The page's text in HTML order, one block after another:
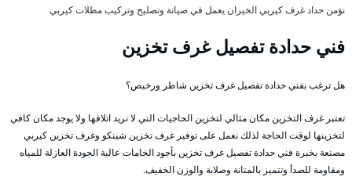
نؤمن حداد غرف كيربي الخيران يعمل في صيانة وتصليح وتركيب مظلات كيربي
فني حدادة تفصيل غرف تخزين
هل ترغب بفني حدادة تفصيل غرف تخزين شاطر ورخيص؟
تعتبر غرف التخزين مكان مثالي لتخزين الحاجيات التي لا نريد اتلافها ولا يوجد مكان كافي
لتخزينها لوقت الحاجة لذلك نعمل على توفير غرف تخزين شينكو وغرف تخزين كيربي
مصنعة بخبرة فني حدادة تفصيل غرف تخزين بأجود الخامات عالية الجودة العازلة للمياه
ومقاومة للصدأ وتتميز بالمتانة وصلابة والوزن الخفيف.